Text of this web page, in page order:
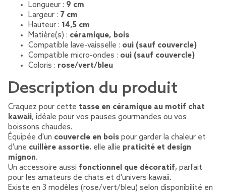
Longueur : 9 cm
Largeur : 7 cm
Hauteur : 14,5 cm
Matière(s) : céramique, bois
Compatible lave-vaisselle : oui (sauf couvercle)
Compatible micro-ondes : oui (sauf couvercle)
Coloris : rose/vert/bleu
Description du produit
Craquez pour cette tasse en céramique au motif chat
kawaii, idéale pour vos pauses gourmandes ou vos
boissons chaudes.
Équipée d'un couvercle en bois pour garder la chaleur et
d'une cuillère assortie, elle allie praticité et design
mignon.
Un accessoire aussi fonctionnel que décoratif, parfait
pour les amateurs de chats et d'univers kawaii.
Existe en 3 modèles (rose/vert/bleu) selon disponibilité en